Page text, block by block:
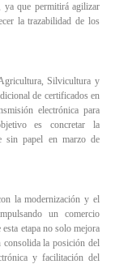
ya que permitirá agilizar
la trazabilidad de los
Silvicultura y
de certificados en
electrónica para
es concretar la
sin papel en marzo de
la modernización y el
un comercio
etapa no solo mejora
consolida la posición del
y facilitación del